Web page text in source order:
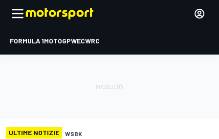
FORMULA 1MOTOGPWECWRC
ULTIME NOTIZIE WSBK